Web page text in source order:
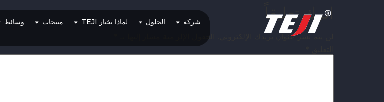
شركة الحلول لماذا تختار TEJI منتجات وسائط اترك تعليقاً
لن يتم نشر عنوان بريدك الإلكتروني. الحقول الإلزامية مشار إليها بـ